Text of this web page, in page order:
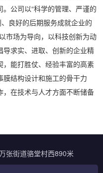
公司以“科学的管理、严谨的
良好的后期服务成就企业的
市场为导向，以科技创新为动
求实、进取、创新的企业精
能打胜仗、经验丰富的高素
结构设计和施工的骨干力
在技术与人才方面不断储备
张街道骆堂村西890米